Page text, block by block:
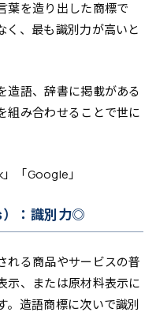
葉を造り出した商標で
く、最も識別力が高いと
造語、辞書に掲載がある
組み合わせることで世に
「Google」
：識別力◎
れる商品やサービスの普
示、または原材料表示に
。造語商標に次いで識別